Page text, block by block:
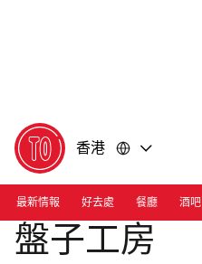
香港
最新情報 好去處 餐廳 酒吧
盤子工房